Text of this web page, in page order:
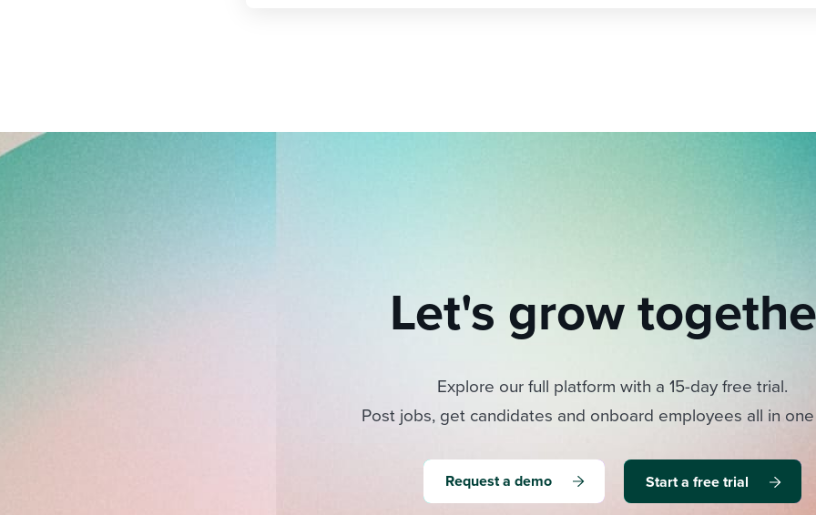
Let's grow
Explore our full platform with a 15-day free trial.
Post jobs, get candidates and onboard employees all in
Request a demo Start a free trial